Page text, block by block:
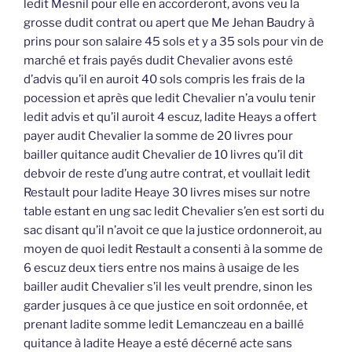
ledit Mesnil pour elle en accorderont, avons veu la
grosse dudit contrat ou apert que Me Jehan Baudry à
prins pour son salaire 45 sols et y a 35 sols pour vin de
marché et frais payés dudit Chevalier avons esté
d’advis qu’il en auroit 40 sols compris les frais de la
pocession et après que ledit Chevalier n’a voulu tenir
ledit advis et qu’il auroit 4 escuz, ladite Heays a offert
payer audit Chevalier la somme de 20 livres pour
bailler quitance audit Chevalier de 10 livres qu’il dit
debvoir de reste d’ung autre contrat, et voullait ledit
Restault pour ladite Heaye 30 livres mises sur notre
table estant en ung sac ledit Chevalier s’en est sorti du
sac disant qu’il n’avoit ce que la justice ordonneroit, au
moyen de quoi ledit Restault a consenti à la somme de
6 escuz deux tiers entre nos mains à usaige de les
bailler audit Chevalier s’il les veult prendre, sinon les
garder jusques à ce que justice en soit ordonnée, et
prenant ladite somme ledit Lemanczeau en a baillé
quitance à ladite Heaye a esté décerné acte sans